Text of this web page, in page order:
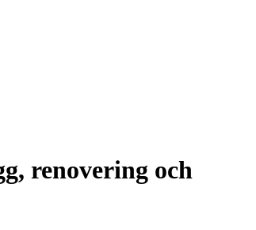
renovering och